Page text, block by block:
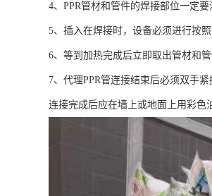
4、PPR管材和管件的焊接部位一定
5、插入在焊接时，设备必须进行按
6、等到加热完成后立即取出管材和
7、代理PPR管连接结束后必须双手
连接完成后应在墙上或地面上用彩色